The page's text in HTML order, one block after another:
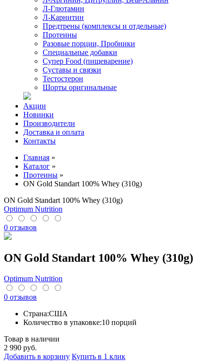
Л-Глютамин
Л-Карнитин
Предтрены (комплексы и отдельные)
Протеины
Разовые порции, Пробники
Специальные добавки
Супер Food (пищеварение)
Суставы и связки
Тестостерон
Шорты оригинальные
Акции
Новинки
Производители
Доставка и оплата
Контакты
Главная »
Каталог »
Протеины »
ON Gold Standart 100% Whey (310g)
ON Gold Standart 100% Whey (310g)
Optimum Nutrition
0 отзывов
ON Gold Standart 100% Whey (310g)
Optimum Nutrition
0 отзывов
Страна:США
Количество в упаковке:10 порций
Товар в наличии
2 990 руб.
Добавить в корзину Купить в 1 клик